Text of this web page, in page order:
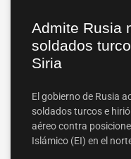
Admite Rusia
soldados
Siria
El gobierno de Rusia
soldados turcos e
aéreo contra
Islámico (EI) en el